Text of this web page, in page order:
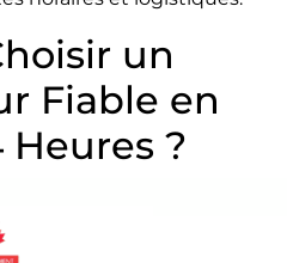
un
Fiable en
Heures ?